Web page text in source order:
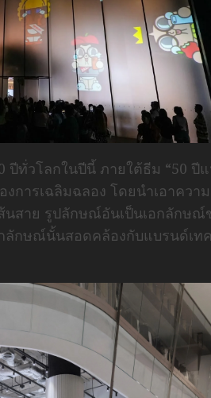
ทั่วโลกในปีนี้ ภายใต้ธีม “50 ปี
การเฉลิมฉลอง โดยนำเอาควา
นสาย รูปลักษณ์อันเป็นเอกลักษณ์
กลักษณ์นั้นสอดคล้องกับแบรนด์เท